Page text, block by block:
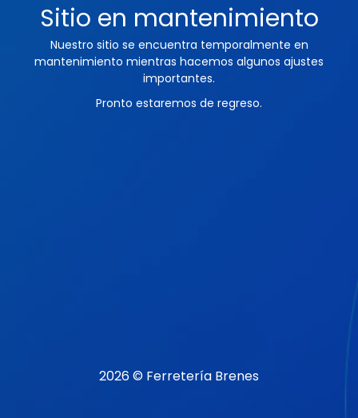
Sitio en mantenimiento
Nuestro sitio se encuentra temporalmente en
mantenimiento mientras hacemos algunos ajustes
importantes.
Pronto estaremos de regreso.
2026 © Ferretería Brenes